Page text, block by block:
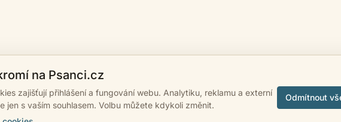
na Psanci.cz
zajišťují přihlášení a fungování webu. Analytiku, reklamu a externí
jen s vaším souhlasem. Volbu můžete kdykoli změnit.
Odmítnout